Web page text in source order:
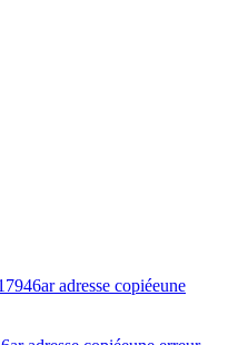
adresse copiéeune